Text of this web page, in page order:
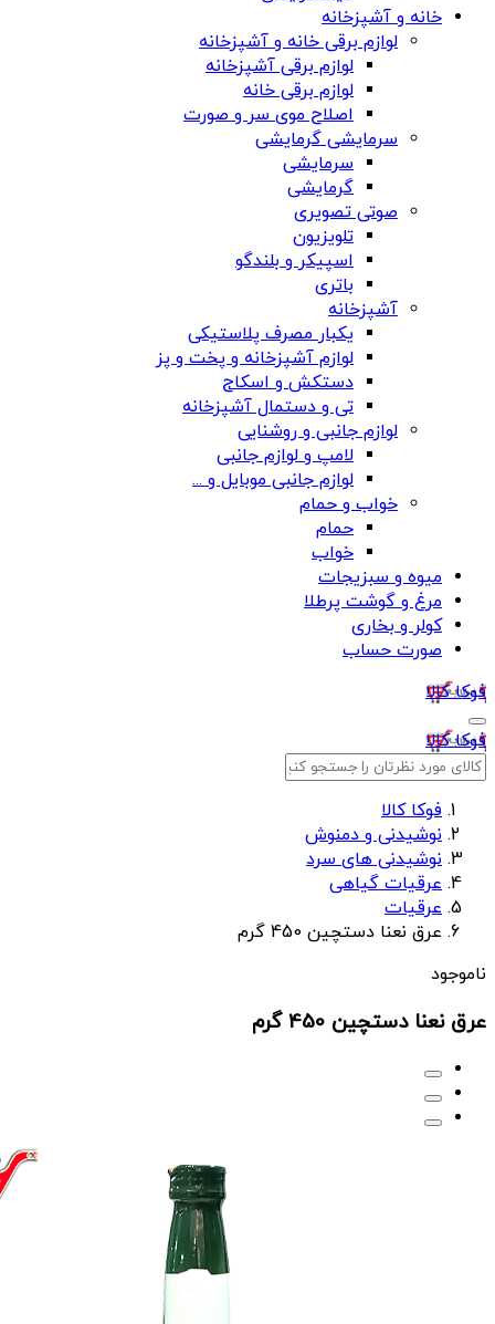
خانه و آشپزخانه
لوازم برقی خانه و آشپزخانه
لوازم برقی آشپزخانه
لوازم برقی خانه
اصلاح موی سر و صورت
سرمایشی گرمایشی
سرمایشی
گرمایشی
صوتی تصویری
تلویزیون
اسپیکر و بلندگو
باتری
آشپزخانه
یکبار مصرف پلاستیکی
لوازم آشپزخانه و پخت و پز
دستکش و اسکاج
تی و دستمال آشپزخانه
لوازم جانبی و روشنایی
لامپ و لوازم جانبی
لوازم جانبی موبایل و ...
خواب و حمام
حمام
خواب
میوه و سبزیجات
مرغ و گوشت پرطلا
کولر و بخاری
صورت حساب
فوکا کالا
فوکا کالا
فوکا کالا
نوشیدنی و دمنوش
نوشیدنی های سرد
عرقیات گیاهی
عرقیات
عرق نعنا دستچین 450 گرم
ناموجود
عرق نعنا دستچین 450 گرم